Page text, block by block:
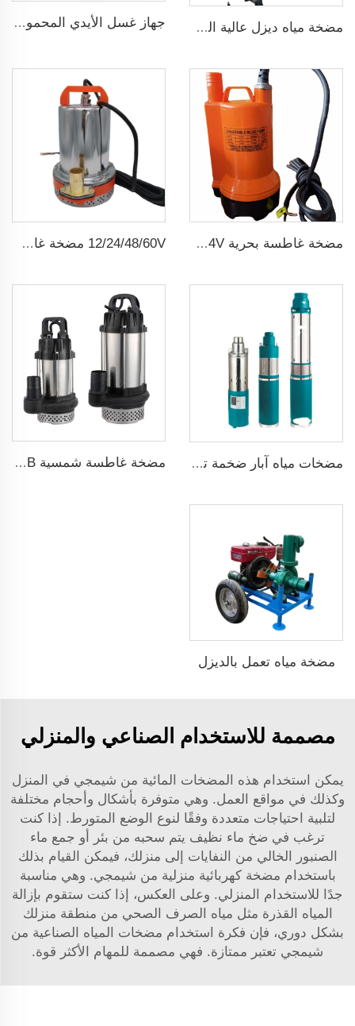
مضخة مياه ديزل عالية الضغط متداولة حديثة البيع لري الزراعة جهاز غسل الأيدي المحمول 12V مضخة غسيل سيارات عالية الضغط
مضخة غاطسة بحرية 12/24V لتصريف المياه 12/24/48/60V مضخة غاطسة شمسية صغيرة dc ذات فرشاة
مضخات مياه آبار ضخمة تعمل بالطاقة الشمسية مضخة غاطسة شمسية ZQB مضخة ري لمياه الري
مضخة مياه تعمل بالديزل
مصممة للاستخدام الصناعي والمنزلي
يمكن استخدام هذه المضخات المائية من شيمجي في المنزل
وكذلك في مواقع العمل. وهي متوفرة بأشكال وأحجام مختلفة
لتلبية احتياجات متعددة وفقًا لنوع الوضع المتورط. إذا كنت
ترغب في ضخ ماء نظيف يتم سحبه من بئر أو جمع ماء
الصنبور الخالي من النفايات إلى منزلك، فيمكن القيام بذلك
باستخدام مضخة كهربائية منزلية من شيمجي. وهي مناسبة
جدًا للاستخدام المنزلي. وعلى العكس، إذا كنت ستقوم بإزالة
المياه القذرة مثل مياه الصرف الصحي من منطقة منزلك
بشكل دوري، فإن فكرة استخدام مضخات المياه الصناعية من
شيمجي تعتبر ممتازة. فهي مصممة للمهام الأكثر قوة.